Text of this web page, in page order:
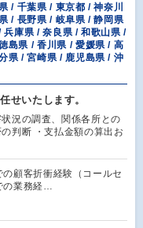
/ 千葉県 / 東京都 / 神奈川
/ 長野県 / 岐阜県 / 静岡県
庫県 / 奈良県 / 和歌山県 /
島県 / 香川県 / 愛媛県 / 高
県 / 宮崎県 / 鹿児島県 / 沖
せいたします。
況の調査、関係各所との
判断 ・支払金額の算出お
顧客折衝経験（コールセ
の業務経…